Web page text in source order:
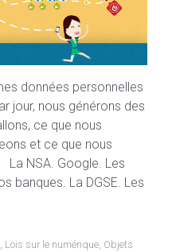
données personnelles
jour, nous générons des
ce que nous
et ce que nous
NSA. Google. Les
banques. La DGSE. Les
Lois sur le numérique, Objets